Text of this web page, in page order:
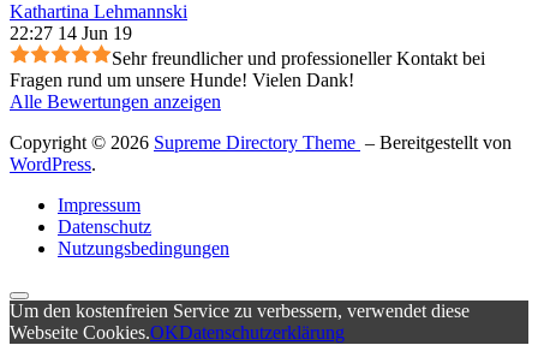
Kathartina Lehmannski
22:27 14 Jun 19
Sehr freundlicher und professioneller Kontakt bei
Fragen rund um unsere Hunde! Vielen Dank!
Alle Bewertungen anzeigen
Copyright © 2026 Supreme Directory Theme – Bereitgestellt von
WordPress.
Impressum
Datenschutz
Nutzungsbedingungen
Um den kostenfreien Service zu verbessern, verwendet diese
Webseite Cookies.OKDatenschutzerklärung